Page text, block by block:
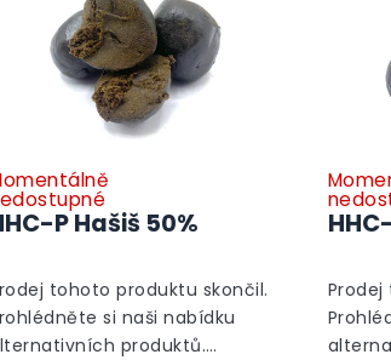
P Hašiš 50%
tohoto produktu skončil.
si naši nabídku
produktů.